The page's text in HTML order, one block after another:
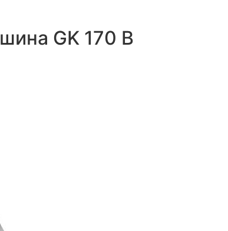
GK 170 B